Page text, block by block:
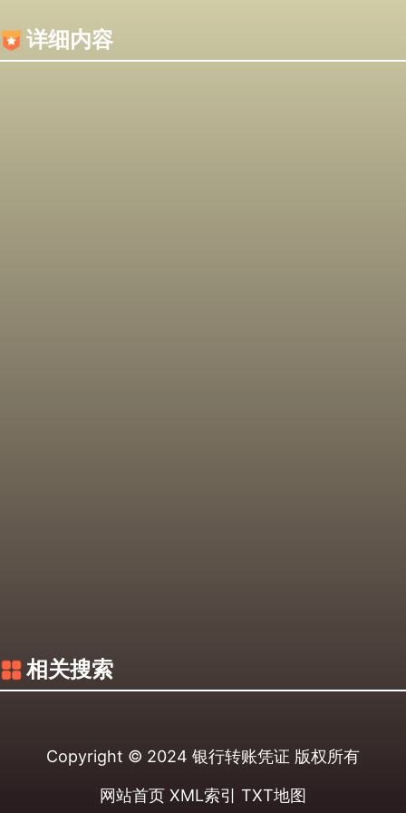
详细内容
相关搜索
Copyright © 2024 银行转账凭证 版权所有
网站首页 XML索引 TXT地图